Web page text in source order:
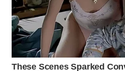
WN
PAKPAK
WN
KARAWANG